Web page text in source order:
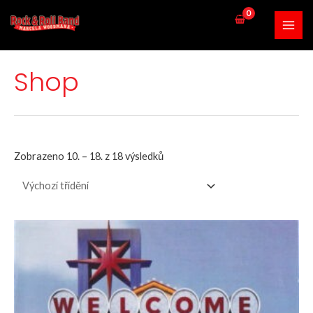
Shop
Zobrazeno 10. – 18. z 18 výsledků